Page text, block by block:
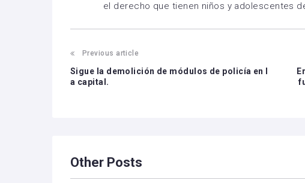
el derecho que tienen niños y adolescentes
Previous article
Sigue la demolición de módulos de policía en l
a capital.
Other Posts